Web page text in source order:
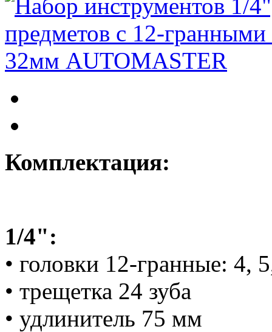
Комплектация:
1/4":
• головки 12-гранные: 4,
• трещетка 24 зуба
• удлинитель 75 мм